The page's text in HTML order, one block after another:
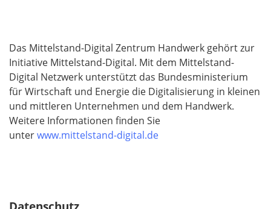
Das Mittelstand-Digital Zentrum Handwerk gehört zur
Initiative Mittelstand-Digital. Mit dem Mittelstand-
Digital Netzwerk unterstützt das Bundesministerium
für Wirtschaft und Energie die Digitalisierung in kleinen
und mittleren Unternehmen und dem Handwerk.
Weitere Informationen finden Sie
unterwww.mittelstand-digital.de